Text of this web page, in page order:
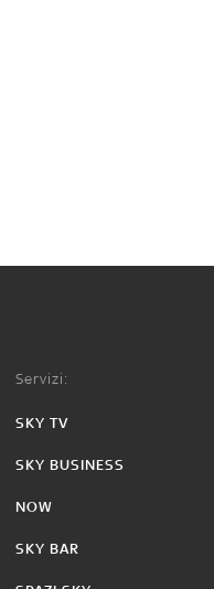
Servizi:
SKY TV
SKY BUSINESS
NOW
SKY BAR